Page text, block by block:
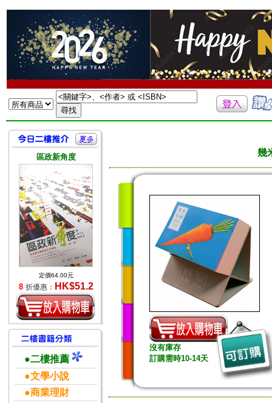
區政新角度
定價64.00元
8 折優惠： HK$51.2
●二樓推薦
●文學小說
●商業理財
幾
沒有庫存
訂購需時10-14天